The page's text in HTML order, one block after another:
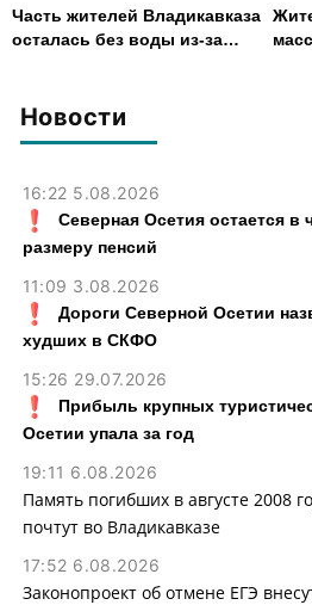
Новости
16:22 5.08.2026
Северная Осетия остается в
размеру пенсий
11:09 3.08.2026
Дороги Северной Осетии
худших в СКФО
15:26 29.07.2026
Прибыль крупных
Осетии упала за год
19:11 6.08.2026
Память погибших в августе 2008
почтут во Владикавказе
17:52 6.08.2026
Законопроект об отмене ЕГЭ
Часть жителей Владикавказа
осталась без воды из-за